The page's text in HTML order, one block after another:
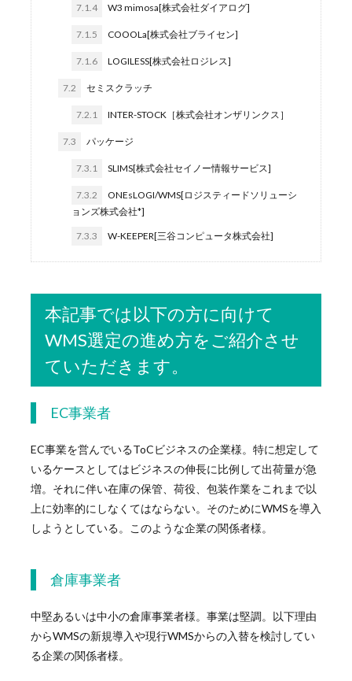
7.1.4 W3 mimosa[株式会社ダイアログ]
7.1.5 COOOLa[株式会社ブライセン]
7.1.6 LOGILESS[株式会社ロジレス]
7.2 セミスクラッチ
7.2.1 INTER-STOCK［株式会社オンザリンクス］
7.3 パッケージ
7.3.1 SLIMS[株式会社セイノー情報サービス]
7.3.2
ONEsLOGI/WMS[ロジスティードソリューシ
ョンズ株式会社*]
7.3.3 W-KEEPER[三谷コンピュータ株式会社]
本記事では以下の方に向けて
WMS選定の進め方をご紹介させ
ていただきます。
EC事業者
EC事業を営んでいるToCビジネスの企業様。特に想定して
いるケースとしてはビジネスの伸長に比例して出荷量が急
増。それに伴い在庫の保管、荷役、包装作業をこれまで以
上に効率的にしなくてはならない。そのためにWMSを導入
しようとしている。このような企業の関係者様。
倉庫事業者
中堅あるいは中小の倉庫事業者様。事業は堅調。以下理由
からWMSの新規導入や現行WMSからの入替を検討してい
る企業の関係者様。